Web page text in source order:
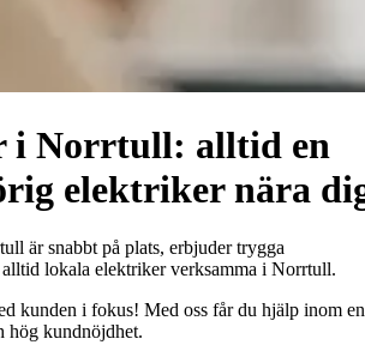
i Norrtull: alltid en
elektriker nära
är snabbt på plats, erbjuder trygga
lokala elektriker verksamma i Norrtull.
kunden i fokus! Med oss får du hjälp inom en
hög kundnöjdhet.